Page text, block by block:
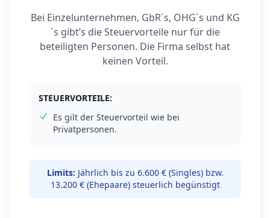
Bei Einzelunternehmen, GbR´s, OHG´s und KG
´s gibt’s die Steuervorteile nur für die
beteiligten Personen. Die Firma selbst hat
keinen Vorteil.
STEUERVORTEILE:
Es gilt der Steuervorteil wie bei
Privatpersonen.
Limits: Jährlich bis zu 6.600 € (Singles) bzw.
13.200 € (Ehepaare) steuerlich begünstigt